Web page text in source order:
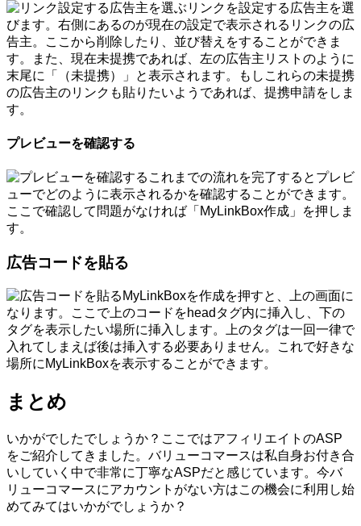
リンクを設定する広告主を選
びます。右側にあるのが現在の設定で表示されるリンクの広
告主。ここから削除したり、並び替えをすることができま
す。また、現在未提携であれば、左の広告主リストのように
末尾に「（未提携）」と表示されます。もしこれらの未提携
の広告主のリンクも貼りたいようであれば、提携申請をしま
す。
プレビューを確認する
これまでの流れを完了するとプレビ
ューでどのように表示されるかを確認することができます。
ここで確認して問題がなければ「MyLinkBox作成」を押しま
す。
広告コードを貼る
MyLinkBoxを作成を押すと、上の画面に
なります。ここで上のコードをheadタグ内に挿入し、下の
タグを表示したい場所に挿入します。上のタグは一回一律で
入れてしまえば後は挿入する必要ありません。これで好きな
場所にMyLinkBoxを表示することができます。
まとめ
いかがでしたでしょうか？ここではアフィリエイトのASP
をご紹介してきました。バリューコマースは私自身お付き合
いしていく中で非常に丁寧なASPだと感じています。今バ
リューコマースにアカウントがない方はこの機会に利用し始
めてみてはいかがでしょうか？